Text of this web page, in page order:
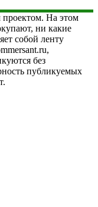
проектом. На этом
ни какие
собой ленту
без
публикуемых